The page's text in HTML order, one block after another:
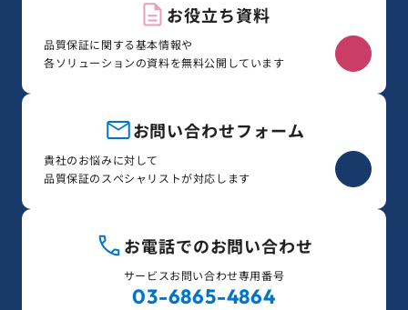
お役立ち資料
品質保証に関する基本情報や
各ソリューションの資料を無料公開しています
お問い合わせフォーム
貴社のお悩みに対して
品質保証のスペシャリストが対応します
お電話でのお問い合わせ
サービスお問い合わせ専用番号
03-6865-4864